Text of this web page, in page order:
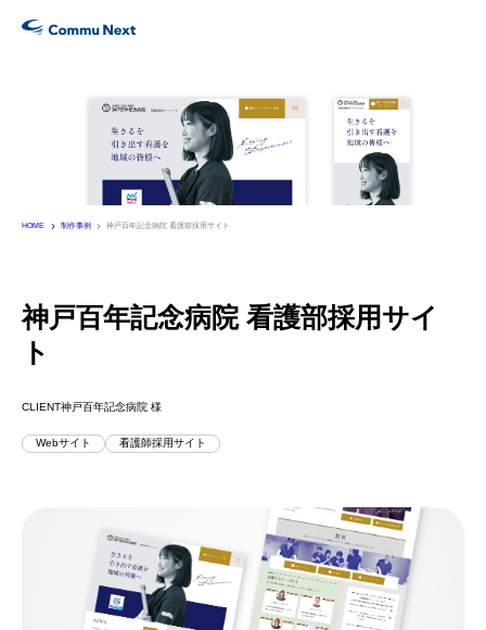
Services サービス
Works制作実績
Company 会社情報
受付時間 8:00〜17:00（土日祝除く）
お問い合わせ フォーム
HOME 制作事例 神戸百年記念病院 看護部採用サイト
神戸百年記念病院 看護部採用サイ
ト
CLIENT神戸百年記念病院 様
Webサイト 看護師採用サイト